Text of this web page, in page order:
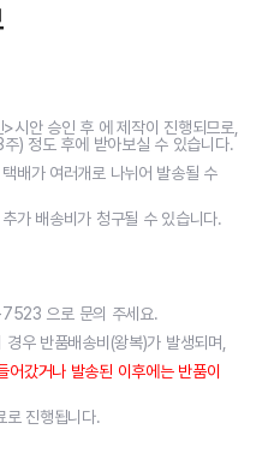
시안 승인 후 에 제작이 진행되므로,
) 정도 후에 받아보실 수 있습니다.
배가 여러개로 나뉘어 발송될 수
가 배송비가 청구될 수 있습니다.
으로 문의 주세요.
우 반품배송비(왕복)가 발생되며,
갔거나 발송된 이후에는 반품이
로 진행됩니다.